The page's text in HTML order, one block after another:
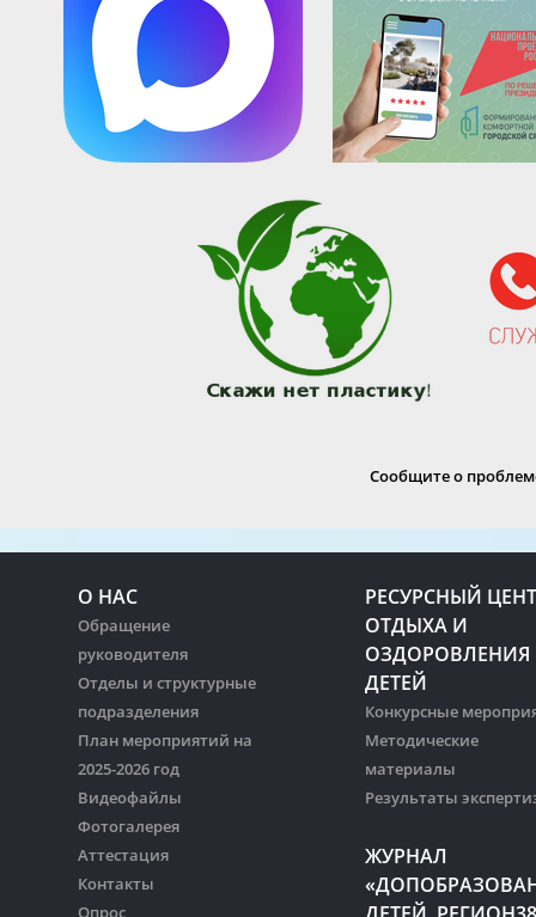
Сообщите о
О НАС
Обращение
руководителя
Отделы и структурные
подразделения
План мероприятий на
2025-2026 год
Видеофайлы
Фотогалерея
Аттестация
Контакты
Опрос
РЕСУРСНЫЙ
ОТДЫХА И
ОЗДОРОВЛЕНИЯ
ДЕТЕЙ
Конкурсные
Методические
материалы
Результаты
ЖУРНАЛ